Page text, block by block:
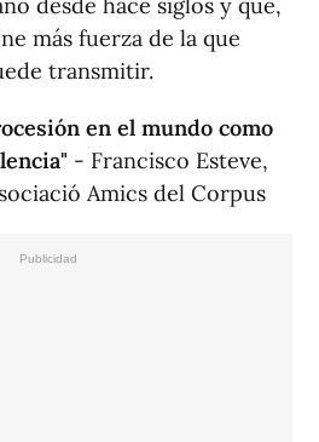
desde hace siglos y que,
más fuerza de la que
transmitir.
en el mundo como
- Francisco Esteve,
Amics del Corpus